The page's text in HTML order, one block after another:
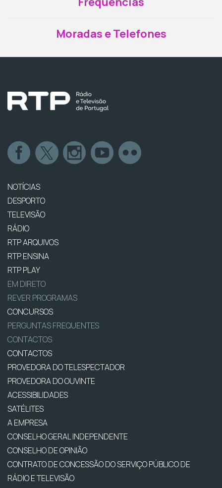
Moradas e Telefones
NOTÍCIAS
DESPORTO
TELEVISÃO
RÁDIO
RTP ARQUIVOS
RTP ENSINA
RTP PLAY
EM DIRETO
REVER PROGRAMAS
CONCURSOS
PERGUNTAS FREQUENTES
CONTACTOS
CONTACTOS
PROVEDORA DO TELESPECTADOR
PROVEDORA DO OUVINTE
ACESSIBILIDADES
SATÉLITES
A EMPRESA
CONSELHO GERAL INDEPENDENTE
CONSELHO DE OPINIÃO
CONTRATO DE CONCESSÃO DO SERVIÇO PÚBLICO DE
RÁDIO E TELEVISÃO